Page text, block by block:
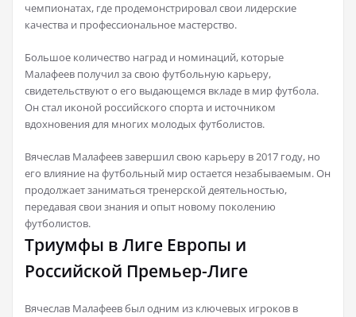
чемпионатах, где продемонстрировал свои лидерские
качества и профессиональное мастерство.
Большое количество наград и номинаций, которые
Малафеев получил за свою футбольную карьеру,
свидетельствуют о его выдающемся вкладе в мир футбола.
Он стал иконой российского спорта и источником
вдохновения для многих молодых футболистов.
Вячеслав Малафеев завершил свою карьеру в 2017 году, но
его влияние на футбольный мир остается незабываемым. Он
продолжает заниматься тренерской деятельностью,
передавая свои знания и опыт новому поколению
футболистов.
Триумфы в Лиге Европы и
Российской Премьер-Лиге
Вячеслав Малафеев был одним из ключевых игроков в